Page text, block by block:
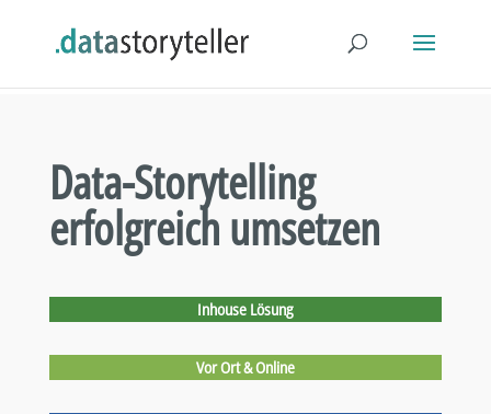
Data-Storytelling
erfolgreich umsetzen
Inhouse Lösung
Vor Ort & Online